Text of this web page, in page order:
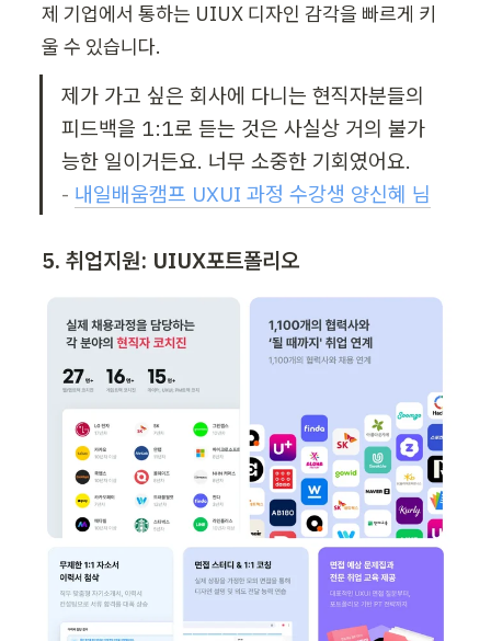
제 기업에서 통하는 UIUX 디자인 감각을 빠르게 키
울 수 있습니다.
제가 가고 싶은 회사에 다니는 현직자분들의
피드백을 1:1로 듣는 것은 사실상 거의 불가
- 내일배움캠프 UXUI 과정 수강생 양신혜 님
5. 취업지원: UIUX포트폴리오